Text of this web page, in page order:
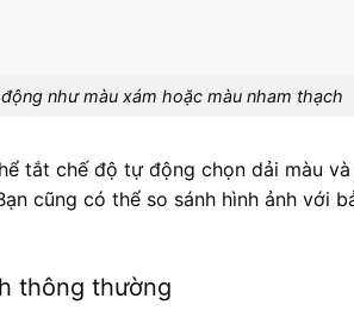
như màu xám hoặc màu nham thạch
tắt chế độ tự động chọn dải màu
cũng có thể so sánh hình ảnh với
thông thường